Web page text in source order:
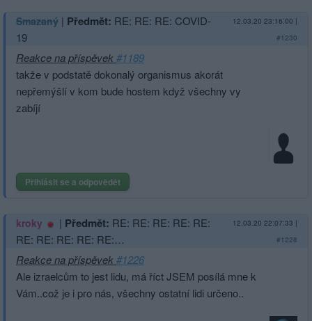
Smazaný | Předmět: RE: RE: RE: COVID-
19
12.03.20 23:16:00 |
#1230
Reakce na příspěvek#1189
takže v podstatě dokonalý organismus akorát
nepřemýšlí v kom bude hostem když všechny vy
zabíjí
Přihlásit se a odpovědět
kroky | Předmět: RE: RE: RE: RE: RE:
RE: RE: RE: RE: RE:…
12.03.20 22:07:33 |
#1228
Reakce na příspěvek#1226
Ale izraelcům to jest lidu, má říct JSEM posílá mne k
Vám..což je i pro nás, všechny ostatní lidi určeno..